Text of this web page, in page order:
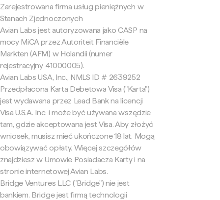
Zarejestrowana firma usług pieniężnych w
Stanach Zjednoczonych
Avian Labs jest autoryzowana jako CASP na
mocy MiCA przez Autoriteit Financiële
Markten (AFM) w Holandii (numer
rejestracyjny 41000005).
Avian Labs USA, Inc., NMLS ID # 2639252
Przedpłacona Karta Debetowa Visa ("Karta")
jest wydawana przez Lead Bank na licencji
Visa U.S.A. Inc. i może być używana wszędzie
tam, gdzie akceptowana jest Visa. Aby złożyć
wniosek, musisz mieć ukończone 18 lat. Mogą
obowiązywać opłaty. Więcej szczegółów
znajdziesz w Umowie Posiadacza Karty i na
stronie internetowej Avian Labs.
Bridge Ventures LLC ("Bridge") nie jest
bankiem. Bridge jest firmą technologii